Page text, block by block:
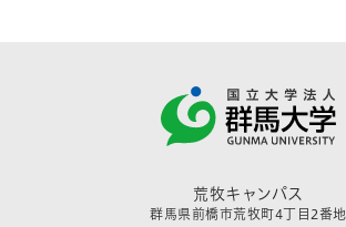
荒牧キャンパス
群馬県前橋市荒牧町4丁目2番地